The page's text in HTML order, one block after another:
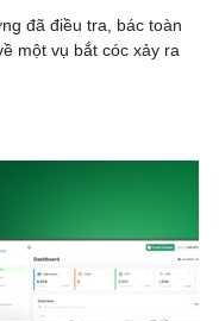
đã điều tra, bác toàn
một vụ bắt cóc xảy ra